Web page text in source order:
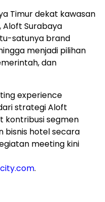
Timur dekat kawasan
Aloft Surabaya
satunya brand
menjadi pilihan
dan
experience
strategi Aloft
kontribusi segmen
bisnis hotel secara
meeting kini
.